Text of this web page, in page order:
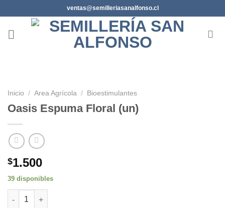
al
contenido
ventas@semilleriasanalfonso.cl
Inicio / Area Agrícola / Bioestimulantes
Oasis Espuma Floral (un)
$1.500
39 disponibles
Oasis Espuma Floral (un) cantidad